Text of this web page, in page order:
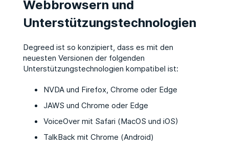
Webbrowsern und
Unterstützungstechnologien
Degreed ist so konzipiert, dass es mit den
neuesten Versionen der folgenden
Unterstützungstechnologien kompatibel ist:
NVDA und Firefox, Chrome oder Edge
JAWS und Chrome oder Edge
VoiceOver mit Safari (MacOS und iOS)
TalkBack mit Chrome (Android)